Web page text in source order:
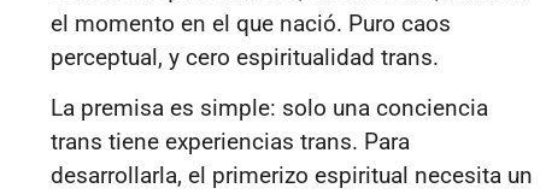
el momento en el que nació. Puro caos
perceptual, y cero espiritualidad trans.
La premisa es simple: solo una conciencia
trans tiene experiencias trans. Para
desarrollarla, el primerizo espiritual necesita un